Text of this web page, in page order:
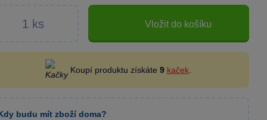
Vložit do košíku
Koupí produktu získáte 9 kaček.
budu mít zboží doma?